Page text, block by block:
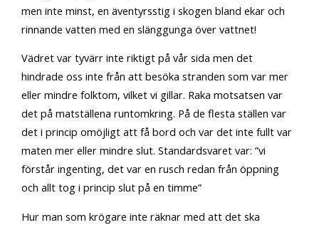
men inte minst, en äventyrsstig i skogen bland ekar och
rinnande vatten med en slänggunga över vattnet!
Vädret var tyvärr inte riktigt på vår sida men det
hindrade oss inte från att besöka stranden som var mer
eller mindre folktom, vilket vi gillar. Raka motsatsen var
det på matställena runtomkring. På de flesta ställen var
det i princip omöjligt att få bord och var det inte fullt var
maten mer eller mindre slut. Standardsvaret var: ”vi
förstår ingenting, det var en rusch redan från öppning
och allt tog i princip slut på en timme”
Hur man som krögare inte räknar med att det ska